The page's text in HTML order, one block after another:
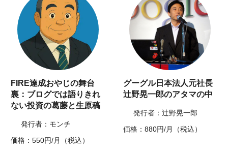
FIRE達成おやじの舞台
裏：ブログでは語りきれ
ない投資の葛藤と生原稿
発行者：モンチ
価格：550円/月（税込）
グーグル日本法人元社長
辻野晃一郎のアタマの中
発行者：辻野晃一郎
価格：880円/月（税込）